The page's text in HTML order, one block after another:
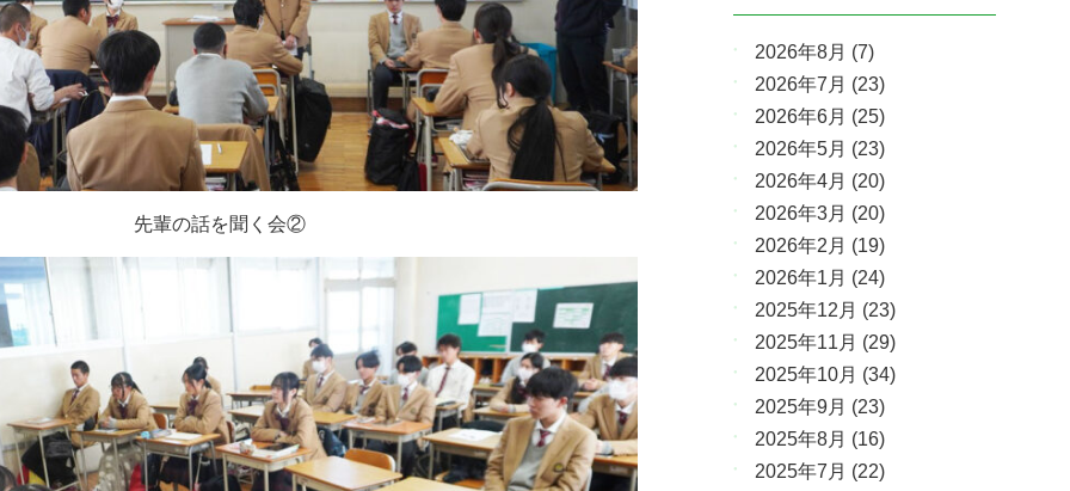
先輩の話を聞く会②
2026年8月 (7)
2026年7月 (23)
2026年6月 (25)
2026年5月 (23)
2026年4月 (20)
2026年3月 (20)
2026年2月 (19)
2026年1月 (24)
2025年12月 (23)
2025年11月 (29)
2025年10月 (34)
2025年9月 (23)
2025年8月 (16)
2025年7月 (22)